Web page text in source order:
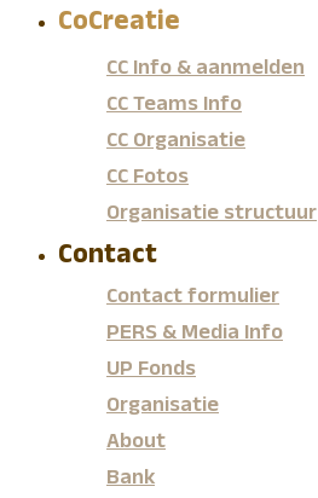
CoCreatie
CC Info & aanmelden
CC Teams Info
CC Organisatie
CC Fotos
Organisatie structuur
Contact
Contact formulier
PERS & Media Info
UP Fonds
Organisatie
About
Bank